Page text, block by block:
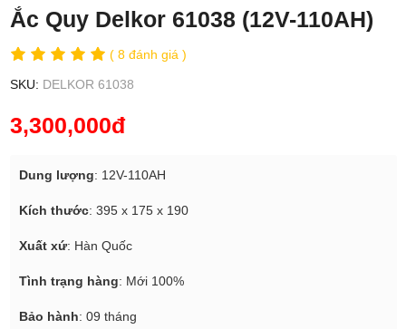
Ắc Quy Delkor 61038 (12V-110AH)
( 8 đánh giá )
SKU: DELKOR 61038
3,300,000đ
Dung lượng: 12V-110AH
Kích thước: 395 x 175 x 190
Xuất xứ: Hàn Quốc
Tình trạng hàng: Mới 100%
Bảo hành: 09 tháng